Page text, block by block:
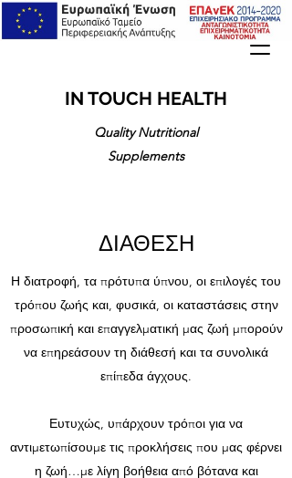
IN TOUCH HEALTH
Quality Nutritional
Supplements
ΔΙΑΘΕΣΗ
Η διατροφή, τα πρότυπα ύπνου, οι επιλογές του
τρόπου ζωής και, φυσικά, οι καταστάσεις στην
προσωπική και επαγγελματική μας ζωή μπορούν
να επηρεάσουν τη διάθεσή και τα συνολικά
επίπεδα άγχους.
Ευτυχώς, υπάρχουν τρόποι για να
αντιμετωπίσουμε τις προκλήσεις που μας φέρνει
η ζωή…με λίγη βοήθεια από βότανα και